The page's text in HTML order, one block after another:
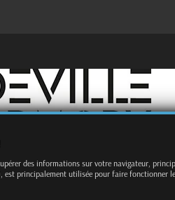
des informations sur votre navigateur,
principalement utilisée pour faire fonctionner